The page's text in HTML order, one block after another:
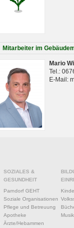
Mitarbeiter im
Mario
Tel.:
E-Mail:
SOZIALES &
GESUNDHEIT
Parndorf GEHT
Soziale Organisationen
Pflege und Betreuung
Apotheke
Ärzte/Hebammen